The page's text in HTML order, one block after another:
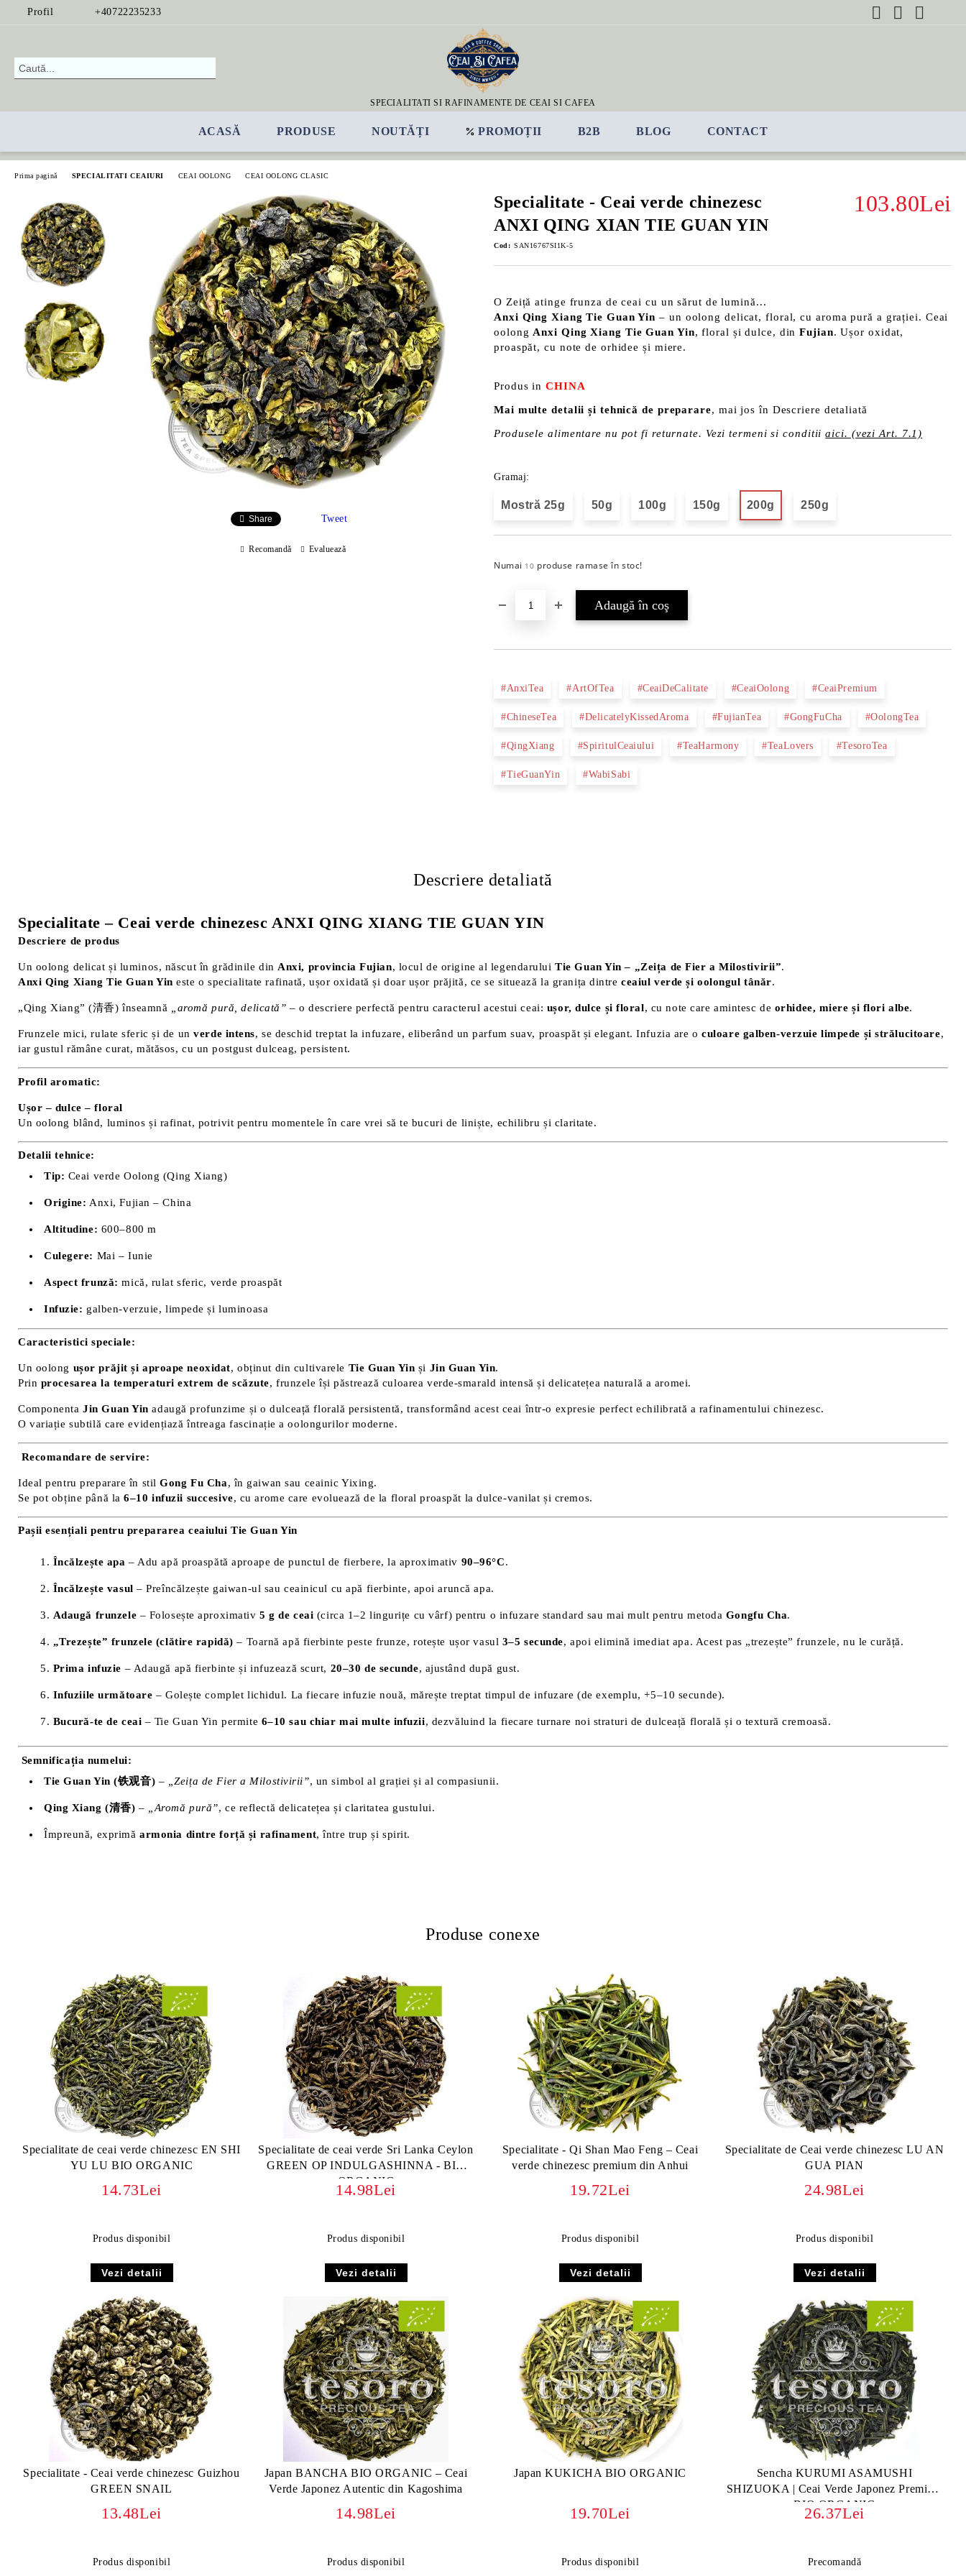
Profil +40722235233
SPECIALITATI SI RAFINAMENTE DE CEAI SI CAFEA
ACASĂ PRODUSE NOUTĂȚI PROMOȚII B2B BLOG CONTACT
Prima pagină SPECIALITATI CEAIURI CEAI OOLONG CEAI OOLONG CLASIC
Specialitate - Ceai verde chinezesc
ANXI QING XIAN TIE GUAN YIN
103.80Lei
Cod: SAN16767SI1K-5
O Zeiță atinge frunza de ceai cu un sărut de lumină...
Anxi Qing Xiang Tie Guan Yin – un oolong delicat, floral, cu aroma pură a grației. Ceai
oolong Anxi Qing Xiang Tie Guan Yin, floral și dulce, dinFujian. Ușor oxidat,
proaspăt, cu note de orhidee și miere.
Produs in CHINA
Mai multe detalii și tehnică de preparare, mai jos în Descriere detaliată
Produsele alimentare nu pot fi returnate. Vezi termeni si conditiiaici. (vezi Art. 7.1)
Gramaj:
Mostră 25g 50g 100g 150g 200g 250g
Numai 10 produse ramase în stoc!
#AnxiTea #ArtOfTea #CeaiDeCalitate #CeaiOolong #CeaiPremium
#ChineseTea #DelicatelyKissedAroma #FujianTea #GongFuCha #OolongTea
#QingXiang #SpiritulCeaiului #TeaHarmony #TeaLovers #TesoroTea
#TieGuanYin #WabiSabi
Share Tweet
Recomandă Evaluează
Descriere detaliată
Specialitate – Ceai verde chinezesc ANXI QING XIANG TIE GUAN YIN
Descriere de produs
Un oolong delicat și luminos, născut în grădinile din Anxi, provincia Fujian, locul de origine al legendaruluiTie Guan Yin – „Zeița de Fier a Milostivirii”.
Anxi Qing Xiang Tie Guan Yin este o specialitate rafinată, ușor oxidată și doar ușor prăjită, ce se situează la granița dintreceaiul verde și oolongul tânăr.
„Qing Xiang” (清香) înseamnă „aromă pură, delicată” – o descriere perfectă pentru caracterul acestui ceai: ușor, dulce și floral, cu note care amintesc de orhidee, miere și flori albe.
Frunzele mici, rulate sferic și de unverde intens, se deschid treptat la infuzare, eliberând un parfum suav, proaspăt și elegant. Infuzia are oculoare galben-verzuie limpede și strălucitoare,
iar gustul rămâne curat, mătăsos, cu un postgust dulceag, persistent.
Profil aromatic:
Ușor – dulce – floral
Un oolong blând, luminos și rafinat, potrivit pentru momentele în care vrei să te bucuri de liniște, echilibru și claritate.
Detalii tehnice:
Tip: Ceai verde Oolong (Qing Xiang)
Origine: Anxi, Fujian – China
Altitudine: 600–800 m
Culegere: Mai – Iunie
Aspect frunză: mică, rulat sferic, verde proaspăt
Infuzie: galben-verzuie, limpede și luminoasa
Caracteristici speciale:
Un oolong ușor prăjit și aproape neoxidat, obținut din cultivarele Tie Guan Yin și Jin Guan Yin.
Prin procesarea la temperaturi extrem de scăzute, frunzele își păstrează culoarea verde-smarald intensă și delicatețea naturală a aromei.
ComponentaJin Guan Yin adaugă profunzime și o dulceață florală persistentă, transformând acest ceai într-o expresie perfect echilibrată a rafinamentului chinezesc.
O variație subtilă care evidențiază întreaga fascinație a oolongurilor moderne.
Recomandare de servire:
Ideal pentru preparare în stilGong Fu Cha, în gaiwan sau ceainic Yixing.
Se pot obține până la6–10 infuzii succesive, cu arome care evoluează de la floral proaspăt la dulce-vanilat și cremos.
Pașii esențiali pentru prepararea ceaiului Tie Guan Yin
Încălzește apa – Adu apă proaspătă aproape de punctul de fierbere, la aproximativ 90–96°C.
Încălzește vasul – Preîncălzește gaiwan-ul sau ceainicul cu apă fierbinte, apoi aruncă apa.
Adaugă frunzele – Folosește aproximativ5 g de ceai (circa 1–2 lingurițe cu vârf) pentru o infuzare standard sau mai mult pentru metoda Gongfu Cha.
„Trezește” frunzele (clătire rapidă) – Toarnă apă fierbinte peste frunze, rotește ușor vasul 3–5 secunde, apoi elimină imediat apa. Acest pas „trezește” frunzele, nu le curăță.
Prima infuzie – Adaugă apă fierbinte și infuzează scurt, 20–30 de secunde, ajustând după gust.
Infuziile următoare – Golește complet lichidul. La fiecare infuzie nouă, mărește treptat timpul de infuzare (de exemplu, +5–10 secunde).
Bucură-te de ceai – Tie Guan Yin permite 6–10 sau chiar mai multe infuzii, dezvăluind la fiecare turnare noi straturi de dulceață florală și o textură cremoasă.
Semnificația numelui:
Tie Guan Yin (铁观音) – „Zeița de Fier a Milostivirii”, un simbol al grației și al compasiunii.
Qing Xiang (清香) – „Aromă pură”, ce reflectă delicatețea și claritatea gustului.
Împreună, exprimăarmonia dintre forță și rafinament, între trup și spirit.
Produse conexe
Specialitate de ceai verde chinezesc EN SHI
YU LU BIO ORGANIC
14.73Lei
Produs disponibil
Vezi detalii
Specialitate de ceai verde Sri Lanka Ceylon
GREEN OP INDULGASHINNA - BIO
ORGANIC
14.98Lei
Produs disponibil
Vezi detalii
Specialitate - Qi Shan Mao Feng – Ceai
verde chinezesc premium din Anhui
19.72Lei
Produs disponibil
Vezi detalii
Specialitate de Ceai verde chinezesc LU AN
GUA PIAN
24.98Lei
Produs disponibil
Vezi detalii
Specialitate - Ceai verde chinezesc Guizhou
GREEN SNAIL
13.48Lei
Produs disponibil
Japan BANCHA BIO ORGANIC – Ceai
Verde Japonez Autentic din Kagoshima
14.98Lei
Produs disponibil
Japan KUKICHA BIO ORGANIC
19.70Lei
Produs disponibil
Sencha KURUMI ASAMUSHI
SHIZUOKA | Ceai Verde Japonez Premium
BIO ORGANIC
26.37Lei
Precomandă